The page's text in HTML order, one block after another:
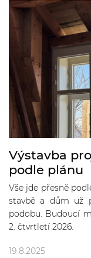
Výstavba
podle plánu
Vše jde přesně
stavbě a dům už
podobu. Budoucí
2. čtvrtletí 2026.
19.8.2025